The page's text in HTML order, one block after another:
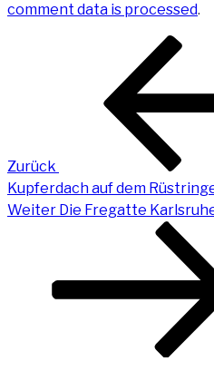
comment data is processed.
Beitragsnavigation
Zurück
Kupferdach auf dem
Nächster
Weiter Die Fregatte